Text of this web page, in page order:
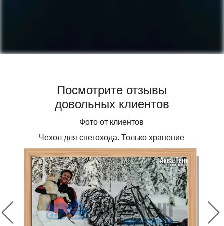
Посмотрите отзывы
довольных клиентов
Фото от клиентов
Чехол для снегохода. Только хранение